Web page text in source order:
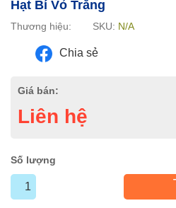
Hạt Bí Vỏ Trắng
Thương hiệu: SKU: N/A
Chia sẻ
Giá bán:
Liên hệ
Số lượng